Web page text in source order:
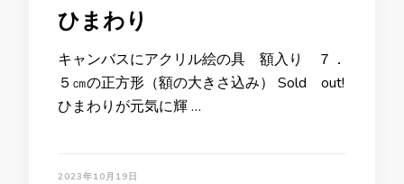
ひまわり
キャンバスにアクリル絵の具 額入り ７．
５㎝の正方形（額の大きさ込み） Sold out!
ひまわりが元気に輝 …
2023年10月19日